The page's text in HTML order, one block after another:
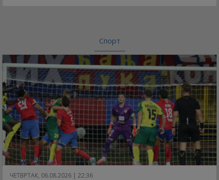
Спорт
ЧЕТВРТАК, 06.08.2026 | 22:36